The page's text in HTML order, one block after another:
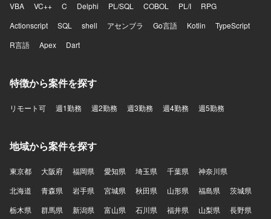
VBA
VC++ C Delphi PL/SQL COBOL PL/I
RPG
Actionscript
SQL shell アセンブラ Go言語 Kotlin
TypeScript
R言語
Apex Dart
特徴から案件を探す
リモート可 週1勤務 週2勤務 週3勤務 週4勤務 週5勤務
地域から案件を探す
東京都 大阪府 福岡県 愛知県 埼玉県 千葉県
神奈川県
北海道
青森県 岩手県 宮城県 秋田県 山形県 福島県
茨城県
栃木県
群馬県 新潟県 富山県 石川県 福井県 山梨県 長野県